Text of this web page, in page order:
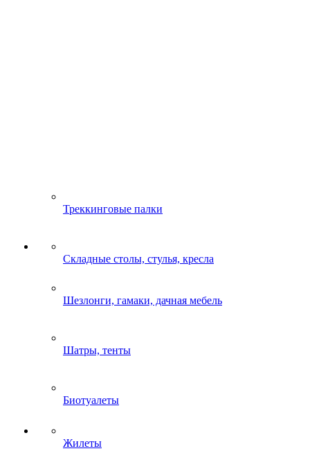
Треккинговые палки
Складные столы, стулья, кресла
Шезлонги, гамаки, дачная мебель
Шатры, тенты
Биотуалеты
Жилеты